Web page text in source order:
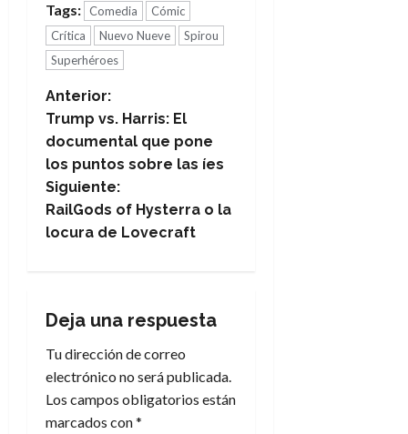
Tags: Comedia
Cómic
Crítica
Nuevo Nueve
Spirou
Superhéroes
N
a
v
e
c
i
ó
Anterior:
Trump vs. Harris: El
documental que pone
los puntos sobre las íes
Siguiente:
RailGods of Hysterra o la
locura de Lovecraft
Deja una respuesta
Tu dirección de correo
electrónico no será publicada.
Los campos obligatorios están
marcados con*